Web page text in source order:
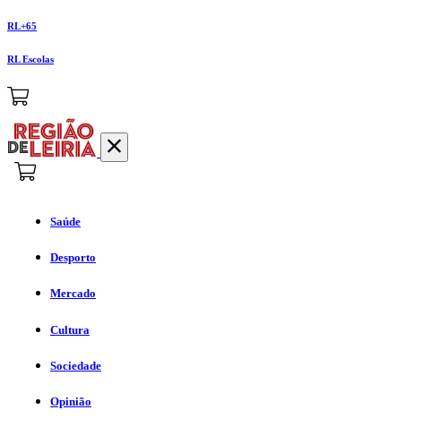
RL+65
RL Escolas
Saúde
Desporto
Mercado
Cultura
Sociedade
Opinião